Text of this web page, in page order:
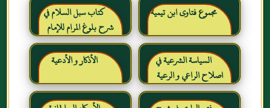
مجموع فتاوى ابن تيمية
كتاب سبل السلام في
شرح بلوغ المرام للإمام
الصنعاني رحمه الله
السياسة الشرعية في
اصلاح الراعي و الرعية
الأذكار و الأدعية